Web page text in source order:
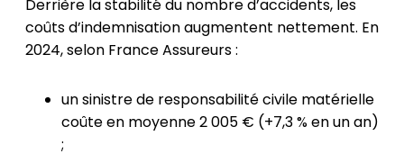
Derrière la stabilité du nombre d’accidents, les
coûts d’indemnisation augmentent nettement. En
2024, selon France Assureurs :
un sinistre de responsabilité civile matérielle
coûte en moyenne 2 005 € (+7,3 % en un an)
;